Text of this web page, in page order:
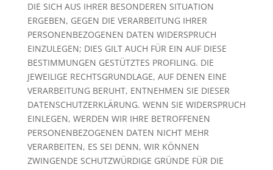
DIE SICH AUS IHRER BESONDEREN SITUATION
ERGEBEN, GEGEN DIE VERARBEITUNG IHRER
PERSONENBEZOGENEN DATEN WIDERSPRUCH
EINZULEGEN; DIES GILT AUCH FÜR EIN AUF DIESE
BESTIMMUNGEN GESTÜTZTES PROFILING. DIE
JEWEILIGE RECHTSGRUNDLAGE, AUF DENEN EINE
VERARBEITUNG BERUHT, ENTNEHMEN SIE DIESER
DATENSCHUTZERKLÄRUNG. WENN SIE WIDERSPRUCH
EINLEGEN, WERDEN WIR IHRE BETROFFENEN
PERSONENBEZOGENEN DATEN NICHT MEHR
VERARBEITEN, ES SEI DENN, WIR KÖNNEN
ZWINGENDE SCHUTZWÜRDIGE GRÜNDE FÜR DIE